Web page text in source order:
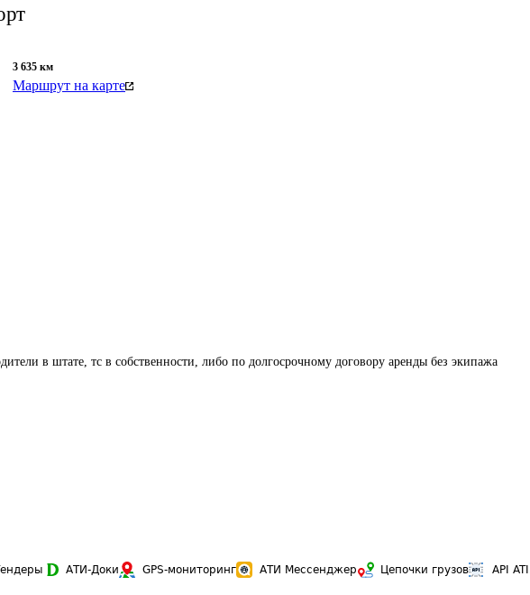
3 635 км
Маршрут на карте
в штате, тс в собственности, либо по долгосрочному договору аренды без экипажа
АТИ-Доки GPS-мониторинг АТИ Мессенджер Цепочки грузов API